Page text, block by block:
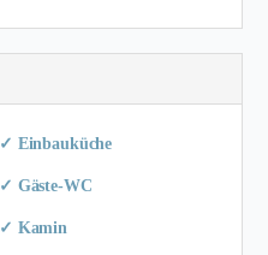
✓ Einbauküche
✓ Gäste-WC
✓ Kamin